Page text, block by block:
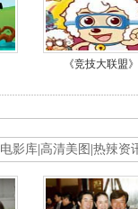
《竞技大联盟》
电影库 高清美图 热辣资